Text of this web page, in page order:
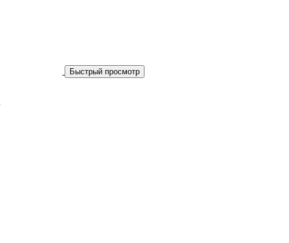
Быстрый просмотр